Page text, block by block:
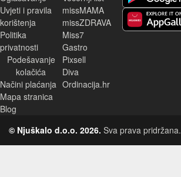
Uvjeti i pravila
korištenja
Politika
privatnosti
Podešavanje
kolačića
Načini plaćanja
Mapa stranica
Blog
missMAMA
missZDRAVA
Miss7
Gastro
Pixsell
Diva
Ordinacija.hr
© Njuškalo d.o.o. 2026. Sva prava pridržana.